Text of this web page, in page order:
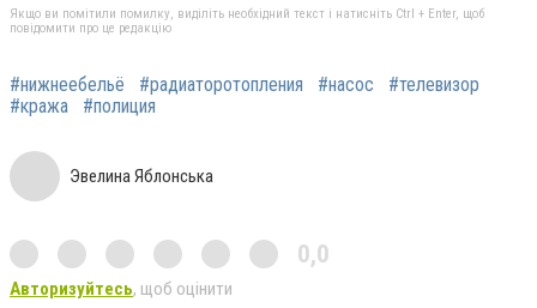
Якщо ви помітили помилку, виділіть необхідний текст і натисніть Ctrl + Enter, щоб
повідомити про це редакцію
#нижнеебельё #радиаторотопления #насос
#телевизор
#кража
#полиция
Эвелина Яблонська
0,0
Авторизуйтесь, щоб оцінити